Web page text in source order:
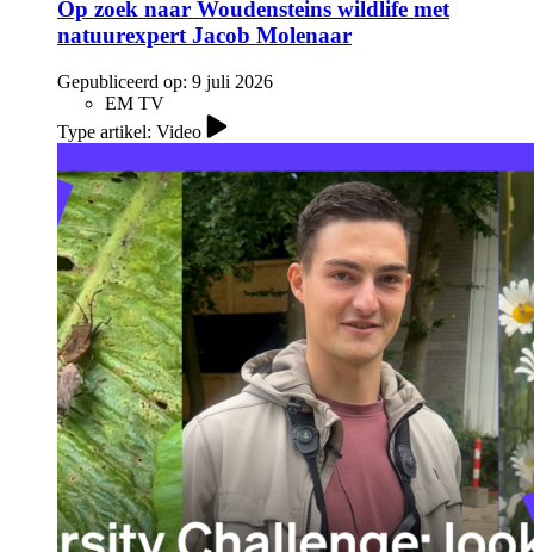
Op zoek naar Woudensteins wildlife met
natuurexpert Jacob Molenaar
Gepubliceerd op: 9 juli 2026
EM TV
Type artikel: Video